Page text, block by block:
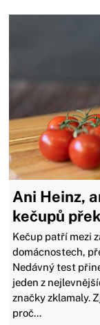
Ani Heinz,
kečupů
Kečup patří mezi
domácnostech,
Nedávný test
jeden z
značky zklamaly.
proč...